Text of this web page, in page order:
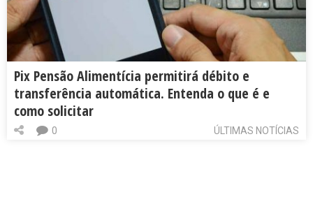
Pix Pensão Alimentícia permitirá débito e
transferência automática. Entenda o que é e
como solicitar
ÚLTIMAS NOTÍCIAS
0